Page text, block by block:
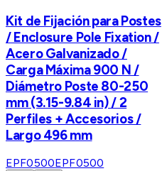
Kit de Fijación para Postes
/ Enclosure Pole Fixation /
Acero Galvanizado /
Carga Máxima 900 N /
Diámetro Poste 80-250
mm (3.15-9.84 in) / 2
Perfiles + Accesorios /
Largo 496 mm
EPF0500EPF0500